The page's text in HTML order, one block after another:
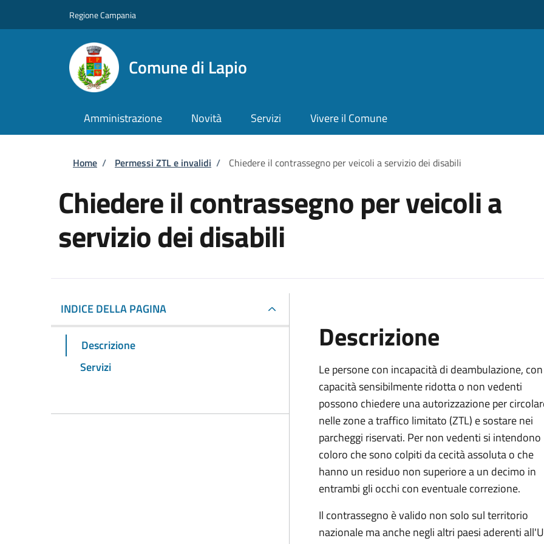
Regione Campania
Comune di Lapio
Amministrazione Novità Servizi Vivere il Comune
Briciole di pane
Home / Permessi ZTL e invalidi / Chiedere il contrassegno per veicoli a servizio dei disabili
Chiedere il contrassegno per veicoli a
servizio dei disabili
INDICE DELLA PAGINA
Descrizione
Servizi
Descrizione
Le persone con incapacità di deambulazione, con
capacità sensibilmente ridotta o non vedenti
possono chiedere una autorizzazione per
nelle zone a traffico limitato (ZTL) e sostare nei
parcheggi riservati. Per non vedenti si intendono
coloro che sono colpiti da cecità assoluta o che
hanno un residuo non superiore a un decimo in
entrambi gli occhi con eventuale correzione.
Il contrassegno è valido non solo sul territorio
nazionale ma anche negli altri paesi aderenti